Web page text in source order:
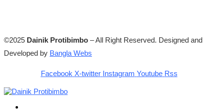
©2025 Dainik Protibimbo – All Right Reserved. Designed and
Developed by Bangla Webs
Facebook X-twitter Instagram Youtube Rss